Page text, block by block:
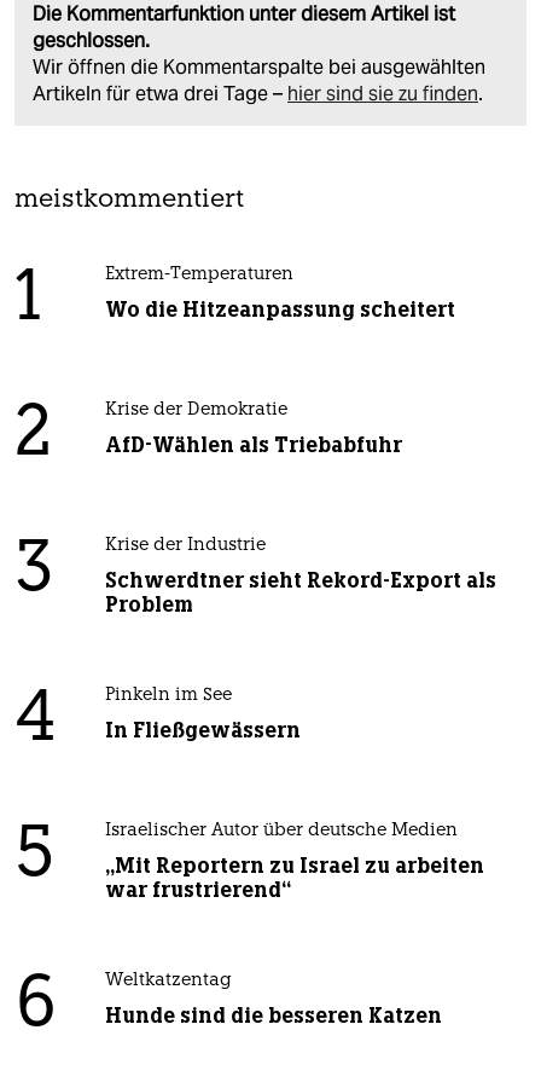
Die Kommentarfunktion unter diesem Artikel ist
geschlossen.
Wir öffnen die Kommentarspalte bei ausgewählten
Artikeln für etwa drei Tage – hier sind sie zu finden.
meistkommentiert
1 Extrem-Temperaturen
Wo die Hitzeanpassung scheitert
2 Krise der Demokratie
AfD-Wählen als Triebabfuhr
3 Krise der Industrie
Schwerdtner sieht Rekord-Export als
Problem
4 Pinkeln im See
In Fließgewässern
5 Israelischer Autor über deutsche Medien
„Mit Reportern zu Israel zu arbeiten
war frustrierend“
6 Weltkatzentag
Hunde sind die besseren Katzen